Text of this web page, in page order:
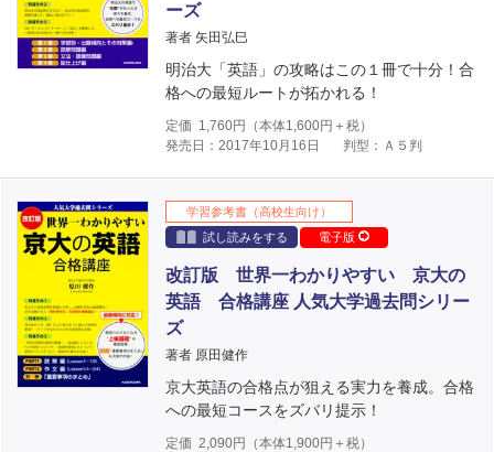
ーズ
著者 矢田弘巳
明治大「英語」の攻略はこの１冊で十分！合
格への最短ルートが拓かれる！
定価 1,760円（本体1,600円＋税）
発売日：2017年10月16日
判型：Ａ５判
学習参考書（高校生向け）
試し読みをする
電子版
改訂版 世界一わかりやすい 京大の
英語 合格講座 人気大学過去問シリー
ズ
著者 原田健作
京大英語の合格点が狙える実力を養成。合格
への最短コースをズバリ提示！
定価 2,090円（本体1,900円＋税）